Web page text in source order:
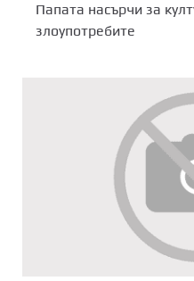
Папата насърчи за
злоупотребите